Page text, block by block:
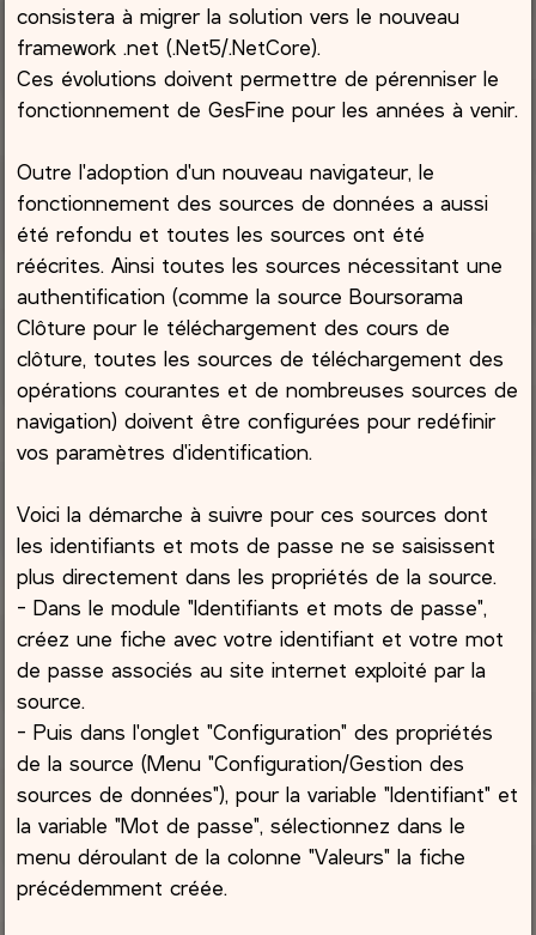
consistera à migrer la solution vers le nouveau
framework .net (.Net5/.NetCore).
Ces évolutions doivent permettre de pérenniser le
fonctionnement de GesFine pour les années à venir.
Outre l'adoption d'un nouveau navigateur, le
fonctionnement des sources de données a aussi
été refondu et toutes les sources ont été
réécrites. Ainsi toutes les sources nécessitant une
authentification (comme la source Boursorama
Clôture pour le téléchargement des cours de
clôture, toutes les sources de téléchargement des
opérations courantes et de nombreuses sources de
navigation) doivent être configurées pour redéfinir
vos paramètres d'identification.
Voici la démarche à suivre pour ces sources dont
les identifiants et mots de passe ne se saisissent
plus directement dans les propriétés de la source.
- Dans le module "Identifiants et mots de passe",
créez une fiche avec votre identifiant et votre mot
de passe associés au site internet exploité par la
source.
- Puis dans l'onglet "Configuration" des propriétés
de la source (Menu "Configuration/Gestion des
sources de données"), pour la variable "Identifiant" et
la variable "Mot de passe", sélectionnez dans le
menu déroulant de la colonne "Valeurs" la fiche
précédemment créée.